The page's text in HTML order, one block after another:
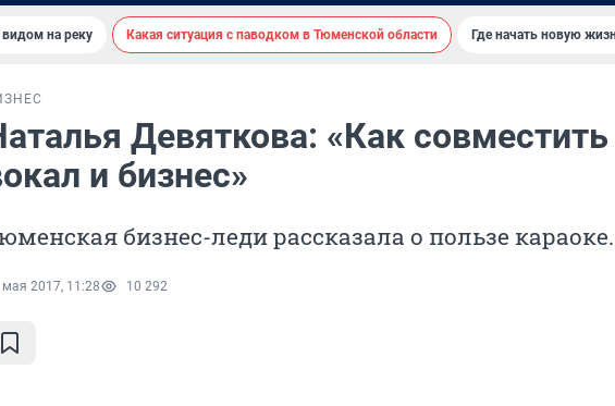
на реку Какая ситуация с паводком в Тюменской области Где начать новую
Девяткова: «Как совместить
и бизнес»
бизнес-леди рассказала о пользе караоке.
2017, 11:28 10 292